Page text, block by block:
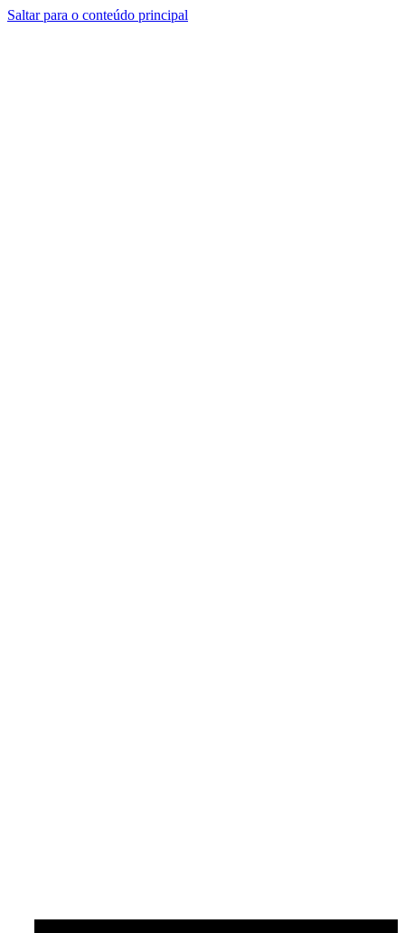
Saltar para o conteúdo principal